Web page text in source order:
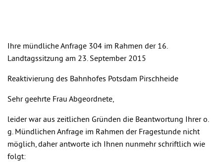
Ihre mündliche Anfrage 304 im Rahmen der 16.
Landtagssitzung am 23. September 2015
Reaktivierung des Bahnhofes Potsdam Pirschheide
Sehr geehrte Frau Abgeordnete,
leider war aus zeitlichen Gründen die Beantwortung Ihrer o.
g. Mündlichen Anfrage im Rahmen der Fragestunde nicht
möglich, daher antworte ich Ihnen nunmehr schriftlich wie
folgt: